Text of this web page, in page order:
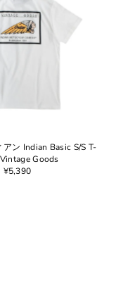
ン Indian Basic S/S T-
Goods
¥5,390